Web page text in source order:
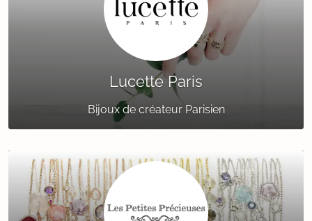
Lucette Paris
Bijoux de créateur Parisien